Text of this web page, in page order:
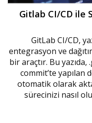
Gitlab CI/CD ile
GitLab CI/CD,
entegrasyon ve
bir araçtır. Bu
commit’te yapılan
otomatik olarak
sürecinizi nasıl